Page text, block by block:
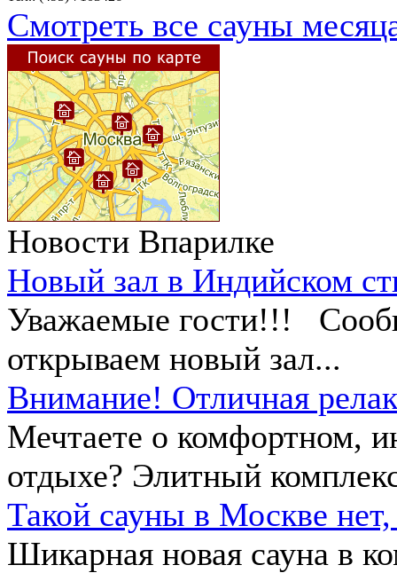
Смотреть все сауны
Новости Впарилке
Новый зал в Индийском
Уважаемые гости!!!
открываем новый зал...
Внимание! Отличная
Мечтаете о комфортном,
отдыхе? Элитный
Такой сауны в Москве
Шикарная новая сауна в